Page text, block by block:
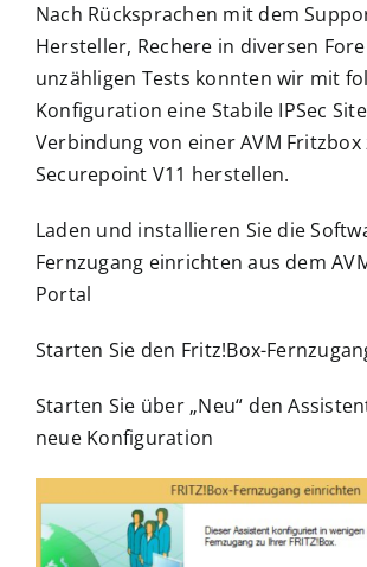
Nach Rücksprachen mit dem
Hersteller, Rechere in diversen
unzähligen Tests konnten wir mit
Konfiguration eine Stabile IPSec
Verbindung von einer AVM
Securepoint V11 herstellen.
Laden und installieren Sie die
Fernzugang einrichten aus dem
Portal
Starten Sie den Fritz!Box-
Starten Sie über „Neu“ den
neue Konfiguration